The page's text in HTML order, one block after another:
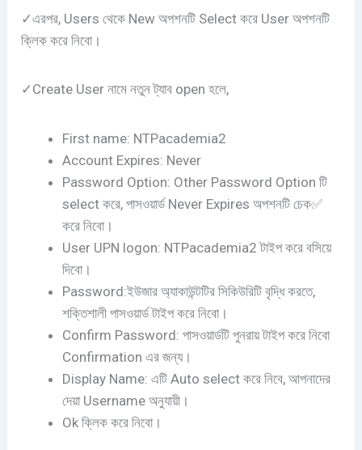
✓এরপর, Users থেকে New অপশনটি Select করে User অপশনটি
ক্লিক করে নিবো।
✓Create User নামে নতুন ট্যাব open হলে,
First name: NTPacademia2
Account Expires: Never
Password Option: Other Password Option টি
select করে, পাসওয়ার্ড Never Expires অপশনটি চেক✅
করে নিবো।
User UPN logon: NTPacademia2 টাইপ করে বসিয়ে
দিবো।
Password:ইউজার অ্যাকাউন্টটির সিকিউরিটি বৃদ্ধি করতে,
শক্তিশালী পাসওয়ার্ড টাইপ করে নিবো।
Confirm Password: পাসওয়ার্ডটি পুনরায় টাইপ করে নিবো
Confirmation এর জন্য।
Display Name: এটি Auto select করে নিবে, আপনাদের
দেয়া Username অনুযায়ী।
Ok ক্লিক করে নিবো।